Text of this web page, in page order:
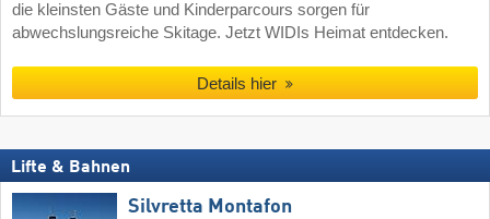
die kleinsten Gäste und Kinderparcours sorgen für
abwechslungsreiche Skitage. Jetzt WIDIs Heimat entdecken.
Details hier
Lifte & Bahnen
Silvretta Montafon